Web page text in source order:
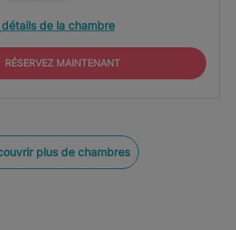
de la chambre
RÉSERVEZ MAINTENANT
plus de chambres